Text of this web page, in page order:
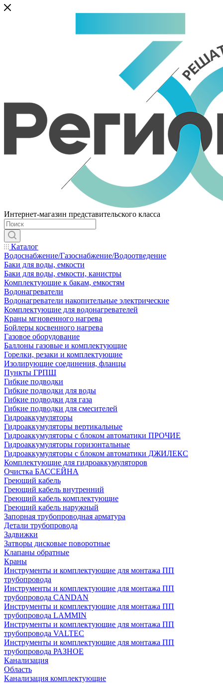
Интернет-магазин представительского класса
Каталог
Водоснабжение/Газоснабжение/Водоотведение
Баки для воды, емкости
Баки для воды, емкости, канистры
Комплектующие к бакам, емкостям
Водонагреватели
Водонагреватели накопительные электрические
Комплектующие для водонагревателей
Краны мгновенного нагрева
Бойлеры косвенного нагрева
Газовое оборудование
Баллоны газовые и комплектующие
Горелки, резаки и комплектующие
Изолирующие соединения, фланцы
Пункты ГРПШ
Гибкие подводки
Гибкие подводки для воды
Гибкие подводки для газа
Гибкие подводки для смесителей
Гидроаккумуляторы
Гидроаккумуляторы вертикальные
Гидроаккумуляторы с блоком автоматики ПРОЧИЕ
Гидроаккумуляторы горизонтальные
Гидроаккумуляторы с блоком автоматики ДЖИЛЕКС
Комплектующие для гидроаккумуляторов
Очистка БАССЕЙНА
Греющий кабель
Греющий кабель внутренний
Греющий кабель комплектующие
Греющий кабель наружный
Запорная трубопроводная арматура
Детали трубопровода
Задвижки
Затворы дисковые поворотные
Клапаны обратные
Краны
Инструменты и комплектующие для монтажа ПП
трубопровода
Инструменты и комплектующие для монтажа ПП
трубопровода CANDAN
Инструменты и комплектующие для монтажа ПП
трубопровода LAMMIN
Инструменты и комплектующие для монтажа ПП
трубопровода VALTEC
Инструменты и комплектующие для монтажа ПП
трубопровода РАЗНОЕ
Канализация
Область
Канализация комплектующие